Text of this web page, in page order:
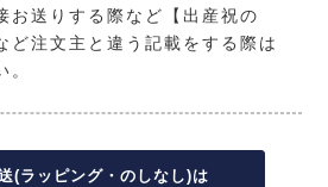
お送りする際など【出産祝の
ど注文主と違う記載をする際は
。
(ラッピング・のしなし)は